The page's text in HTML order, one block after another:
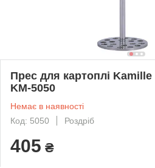
Прес для картоплі Kamille
KM-5050
Немає в наявності
Код: 5050
Роздріб
405 ₴